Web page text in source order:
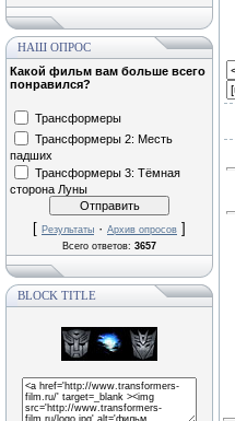
НАШ ОПРОС
Какой фильм вам больше всего
понравился?
Трансформеры
Трансформеры 2: Месть
падших
Трансформеры 3: Тёмная
сторона Луны
[ Результаты · Архив опросов ]
Всего ответов: 3657
BLOCK TITLE